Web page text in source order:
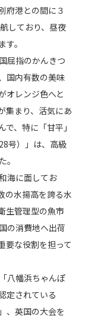
府港との間に３
しており、昼夜
。
屈指のかんきつ
国内有数の美味
オレンジ色へと
集まり、活気にあ
、特に「甘平」
号）」は、高級
。
海に面してお
の水揚高を誇る水
生管理型の魚市
の消費地へ出荷
要な役割を担って
八幡浜ちゃんぽ
定されている
、英国の大会を